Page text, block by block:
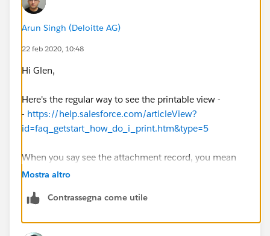
Arun Singh (Deloitte AG)
22 feb 2020, 10:48
Hi Glen,
Here's the regular way to see the printable view -
- https://help.salesforce.com/articleView?
id=faq_getstart_how_do_i_print.htm&type=5
When you say see the attachment record, you mean
just the related list and the name?
Thanks!
Arun S.
Mostra altro
Contrassegna come utile